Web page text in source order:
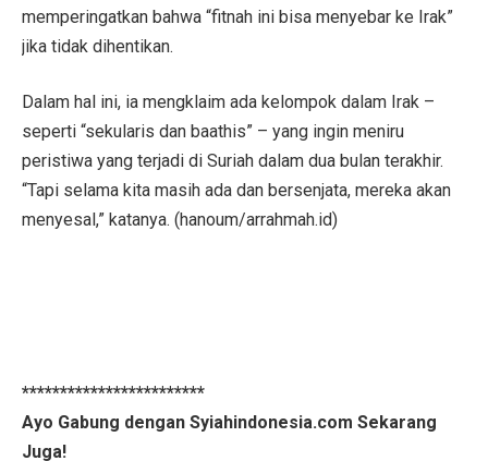
memperingatkan bahwa “fitnah ini bisa menyebar ke Irak”
jika tidak dihentikan.
Dalam hal ini, ia mengklaim ada kelompok dalam Irak –
seperti “sekularis dan baathis” – yang ingin meniru
peristiwa yang terjadi di Suriah dalam dua bulan terakhir.
“Tapi selama kita masih ada dan bersenjata, mereka akan
menyesal,” katanya. (hanoum/arrahmah.id)
************************
Ayo Gabung dengan Syiahindonesia.com Sekarang
Juga!